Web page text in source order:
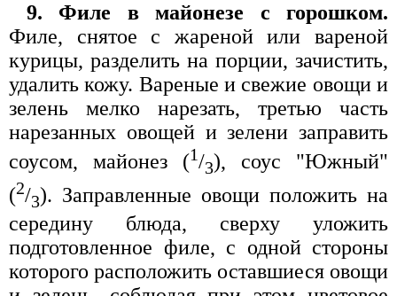
9. Филе в майонезе с горошком.
Филе, снятое с жареной или вареной
курицы, разделить на порции, зачистить,
удалить кожу. Вареные и свежие овощи и
зелень мелко нарезать, третью часть
нарезанных овощей и зелени заправить
соусом, майонез (1/3), соус "Южный"
(2/3). Заправленные овощи положить на
середину блюда, сверху уложить
подготовленное филе, с одной стороны
которого расположить оставшиеся овощи